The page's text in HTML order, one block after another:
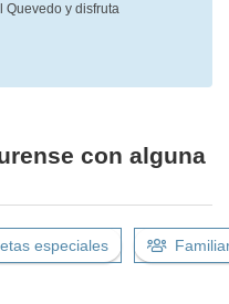
Quevedo y disfruta
con alguna
especiales